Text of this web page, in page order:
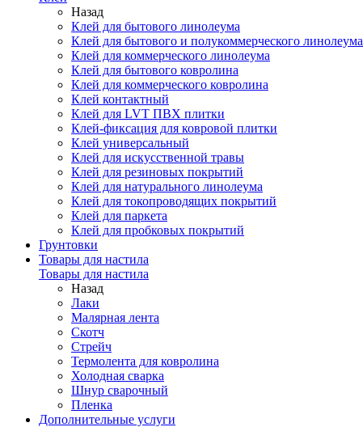
Назад
Клей для бытового линолеума
Клей для бытового и полукоммерческого линолеума
Клей для коммерческого линолеума
Клей для бытового ковролина
Клей для коммерческого ковролина
Клей контактный
Клей для LVT ПВХ плитки
Клей-фиксация для ковровой плитки
Клей универсальный
Клей для искусственной травы
Клей для резиновых покрытий
Клей для натурального линолеума
Клей для токопроводящих покрытий
Клей для паркета
Клей для пробковых покрытий
Грунтовки
Товары для настила
Товары для настила
Назад
Лаки
Малярная лента
Скотч
Стрейч
Термолента для ковролина
Холодная сварка
Шнур сварочный
Пленка
Дополнительные услуги